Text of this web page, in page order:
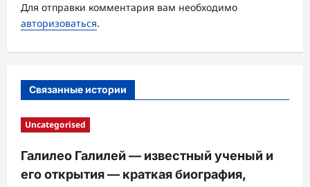
п
и
с
и
Для отправки комментария вам необходимо
авторизоваться.
Связанные истории
Uncategorised
Галилео Галилей — известный ученый и
его открытия — краткая биография,